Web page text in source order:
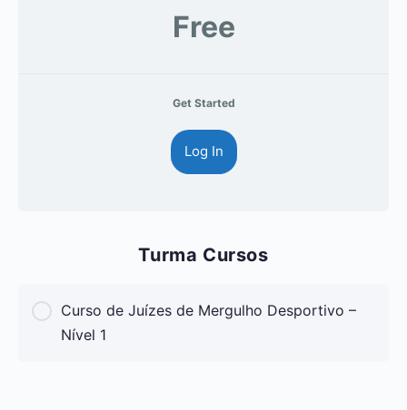
Free
Get Started
Log In
Turma Cursos
Curso de Juízes de Mergulho Desportivo –
Nível 1